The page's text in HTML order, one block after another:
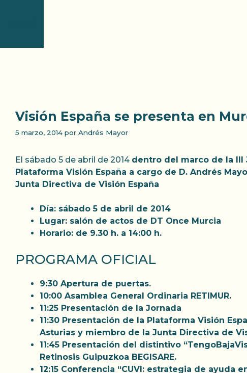
Visión España se presenta en
5 marzo, 2014 por Andrés Mayor
El sábado 5 de abril de 2014 dentro del marco de la III
Plataforma Visión España a cargo de D. Andrés
Junta Directiva de Visión España
Día: sábado 5 de abril de 2014
Lugar: salón de actos de DT Once Murcia
Horario: de 9.30 h. a 14:00 h.
PROGRAMA OFICIAL
9:30 Apertura de puertas.
10:00 Asamblea General Ordinaria RETIMUR.
11:25 Presentación de la Jornada
11:30 Presentación de la Plataforma Visión
Asturias y miembro de la Junta Directiva de
11:45 Presentación del distintivo
Retinosis Guipuzkoa BEGISARE.
12:15 Conferencia “CUVI: estrategia de ayuda